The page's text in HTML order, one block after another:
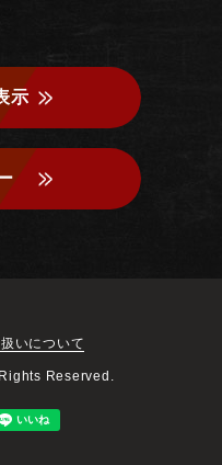
示
いについて
Reserved.